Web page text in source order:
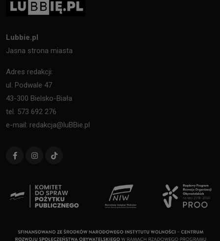
Lubbie.pl
Jasna strona miasta
Adres redakcji:
ul. Podwale 47
43-300 Bielsko-Biała
tel. 573 692 276
e-mail: redakcja@luBBie.pl